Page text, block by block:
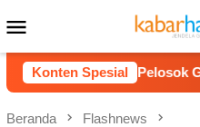
ke
kontenMobile
Konten Spesial
Bersih ke Pelosok
Beranda Flashnews